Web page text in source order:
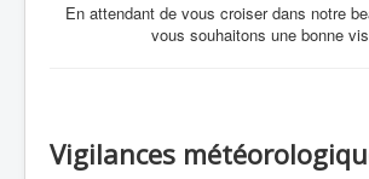
En attendant de vous croiser dans notre
vous souhaitons une bonne
Vigilances